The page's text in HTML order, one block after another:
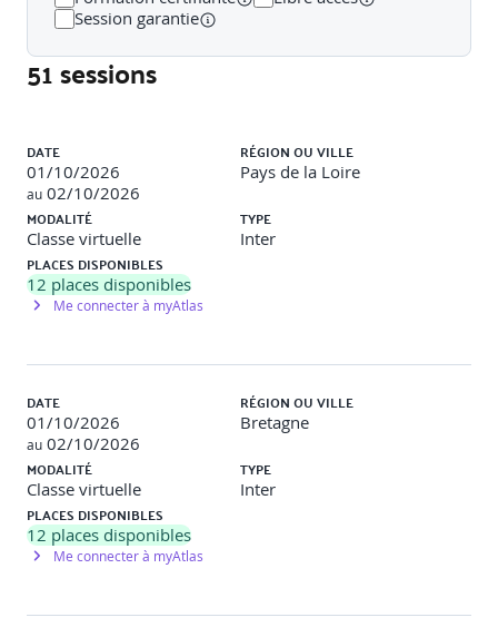
Le langage SQL, la performance des jointures. L'accès
par la clé en NoSQL.
L'évolution vers le distribué : extensibilité verticale et
horizontale.
Le NewSQL, un redesign des moteurs relationnels
pour la distribution.
Module 3 : LES BASES DE DONNEES CLE/VALEUR :
FONCTIONNALITES DE REDIS
Protocole de communication
Gestion des transactions et opérations atomiques
Server-side scripting
Organisation des données
Problématique du requétage complexe
Module 4 : TRAVAILLER AVEC LES DOCUMENTS :
MONGODB
Session garantie
51 sessions
DATE
01/10/2026
au 02/10/2026
RÉGION OU VILLE
Pays de la Loire
MODALITÉ
Classe virtuelle
TYPE
Inter
PLACES DISPONIBLES
12 places disponibles
Me connecter à myAtlas
DATE
01/10/2026
au 02/10/2026
RÉGION OU VILLE
Bretagne
MODALITÉ
Classe virtuelle
TYPE
Inter
PLACES DISPONIBLES
12 places disponibles
Me connecter à myAtlas